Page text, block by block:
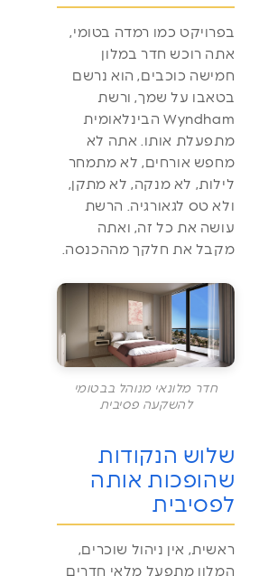
בפרויקט כמו רמדה בטומי,
אתה רוכש חדר במלון
חמישה כוכבים, הוא נרשם
בטאבו על שמך, ורשת
Wyndham הבינלאומית
מתפעלת אותו. אתה לא
מחפש אורחים, לא מתמחר
לילות, לא מנקה, לא מתקן,
ולא טס לגאורגיה. הרשת
עושה את כל זה, ואתה
מקבל את חלקך מההכנסה.
חדר מלונאי מנוהל בבטומי
להשקעה פסיבית
שלוש הנקודות
שהופכות אותה
לפסיבית
ראשית, אין ניהול שוכרים,
המלון מתפעל מלאי חדרים